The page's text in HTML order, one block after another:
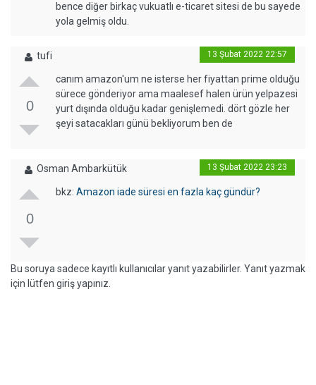
bence diğer birkaç vukuatlı e-ticaret sitesi de bu sayede
yola gelmiş oldu.
tufi 13 Şubat 2022 22:57
0
canım amazon'um ne isterse her fiyattan prime olduğu
sürece gönderiyor ama maalesef halen ürün yelpazesi
yurt dışında olduğu kadar genişlemedi. dört gözle her
şeyi satacakları günü bekliyorum ben de
Osman Ambarkütük 13 Şubat 2022 23:23
0
bkz: Amazon iade süresi en fazla kaç gündür?
Bu soruya sadece kayıtlı kullanıcılar yanıt yazabilirler. Yanıt yazmak
için lütfen giriş yapınız.